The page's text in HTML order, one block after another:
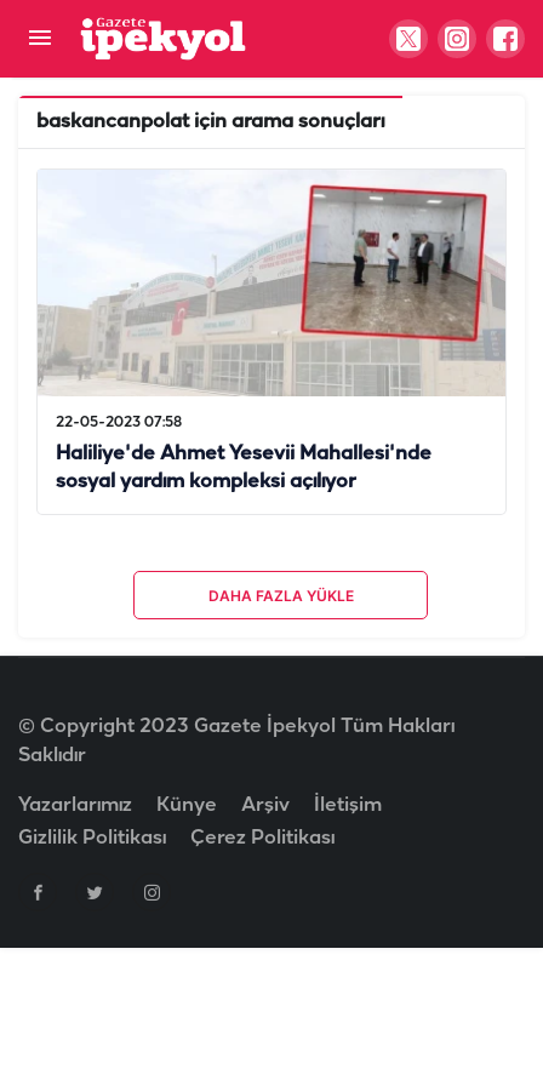
baskancanpolatiçin arama sonuçları
22-05-2023 07:58
Haliliye'de Ahmet Yesevii Mahallesi'nde
sosyal yardım kompleksi açılıyor
DAHA FAZLA YÜKLE
© Copyright 2023 Gazete İpekyol Tüm Hakları
Saklıdır
Yazarlarımız Künye Arşiv
İletişim
Gizlilik Politikası
Çerez Politikası